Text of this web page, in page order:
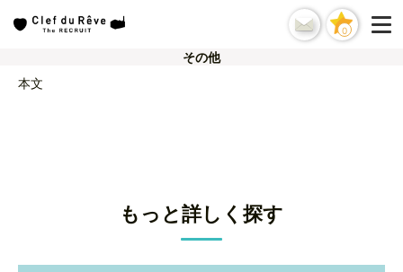
0
その他
本文
もっと詳しく探す